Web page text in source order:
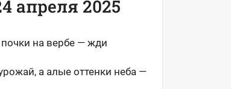
апреля 2025
на вербе — жди
а алые оттенки неба —